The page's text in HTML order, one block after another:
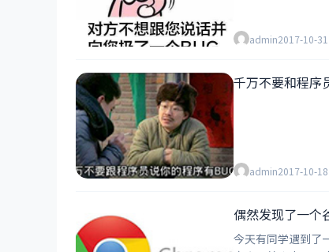
admin2017-10-31
千万不要和程序
admin2017-10-18
偶然发现了一个
今天有同学遇到了一个问题，